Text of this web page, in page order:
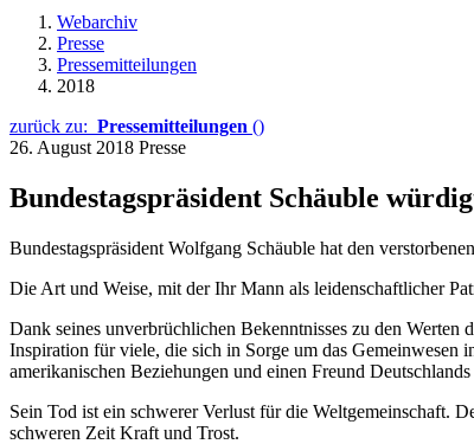
Webarchiv
Presse
Pressemitteilungen
2018
zurück zu: Pressemitteilungen ()
26. August 2018 Presse
Bundestagspräsident Schäuble
Bundestagspräsident Wolfgang Schäuble hat den
Die Art und Weise, mit der Ihr Mann als leidenschaftlicher
Dank seines unverbrüchlichen Bekenntnisses zu den
Inspiration für viele, die sich in Sorge um das Gemeinwesen
amerikanischen Beziehungen und einen Freund
Sein Tod ist ein schwerer Verlust für die Weltgemeinschaft.
schweren Zeit Kraft und Trost.